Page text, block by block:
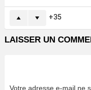
35
LAISSER UN
Votre adresse e-mail ne